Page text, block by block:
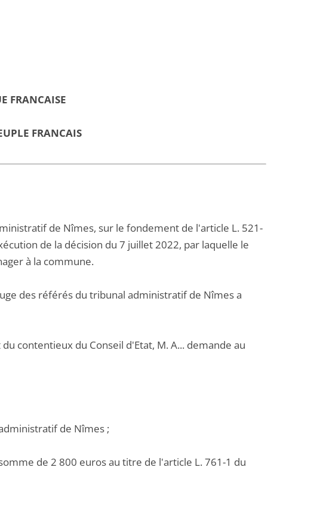
FRANCAISE
FRANCAIS
de Nîmes, sur le fondement de l'article L. 521-
de la décision du 7 juillet 2022, par laquelle le
à la commune.
des référés du tribunal administratif de Nîmes a
contentieux du Conseil d'Etat, M. A... demande au
de Nîmes ;
de 2 800 euros au titre de l'article L. 761-1 du